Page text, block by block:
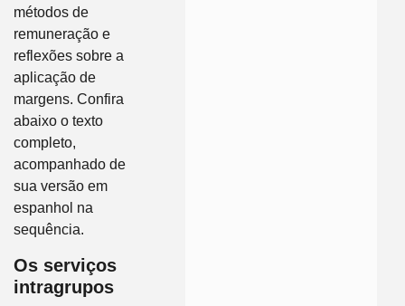
métodos de
remuneração e
reflexões sobre a
aplicação de
margens. Confira
abaixo o texto
completo,
acompanhado de
sua versão em
espanhol na
sequência.
Os serviços
intragrupos